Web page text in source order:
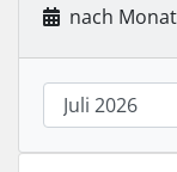
nach Monat